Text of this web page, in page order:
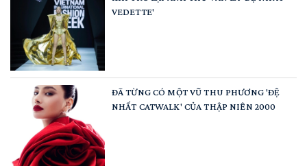
VEDETTE'
ĐÃ TỪNG CÓ MỘT VŨ THU PHƯƠNG 'ĐỆ
NHẤT CATWALK' CỦA THẬP NIÊN 2000